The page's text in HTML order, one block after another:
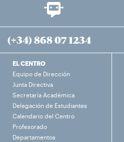
(+34) 868 07 1234
EL CENTRO
Equipo de Dirección
Junta Directiva
Secretaría Académica
Delegación de Estudiantes
Calendario del Centro
Profesorado
Departamentos